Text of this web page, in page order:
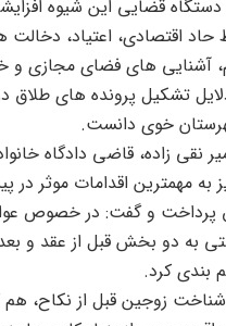
قضایی این شیوه
حاد اقتصادی، اعتیاد، دخالت
آشنایی های فضای مجازی و
تشکیل پرونده های طلاق
خوی دانست.
نقی زاده، قاضی دادگاه
به مهمترین اقدامات موثر
پرداخت و گفت: در خصوص
به دو بخش قبل از عقد و
بندی کرد.
شناخت زوجین قبل از نکاح،